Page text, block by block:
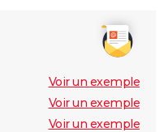
Voir un exemple
Voir un exemple
Voir un exemple